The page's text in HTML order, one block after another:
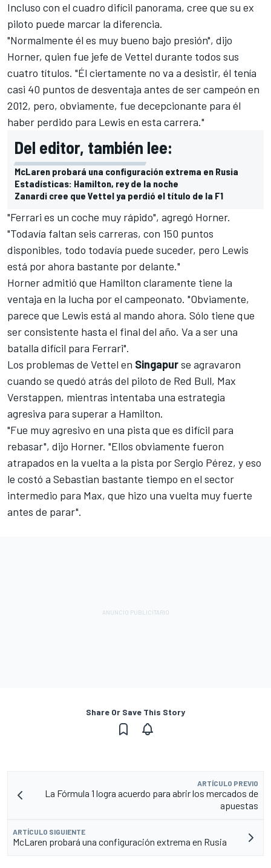
Incluso con el cuadro difícil panorama, cree que su ex
piloto puede marcar la diferencia.
"Normalmente él es muy bueno bajo presión", dijo
Horner, quien fue jefe de Vettel durante todos sus
cuatro títulos. "Él ciertamente no va a desistir, él tenía
casi 40 puntos de desventaja antes de ser campeón en
2012, pero, obviamente, fue decepcionante para él
haber perdido para Lewis en esta carrera."
Del editor, también lee:
McLaren probará una configuración extrema en Rusia
Estadísticas: Hamilton, rey de la noche
Zanardi cree que Vettel ya perdió el título de la F1
"Ferrari es un coche muy rápido", agregó Horner.
"Todavía faltan seis carreras, con 150 puntos
disponibles, todo todavía puede suceder, pero Lewis
está por ahora bastante por delante."
Horner admitió que Hamilton claramente tiene la
ventaja en la lucha por el campeonato. "Obviamente,
parece que Lewis está al mando ahora. Sólo tiene que
ser consistente hasta el final del año. Va a ser una
batalla difícil para Ferrari".
Los problemas de Vettel en Singapurse agravaron
cuando se quedó atrás del piloto de Red Bull, Max
Verstappen, mientras intentaba una estrategia
agresiva para superar a Hamilton.
"Fue muy agresivo en una pista que es difícil para
rebasar", dijo Horner. "Ellos obviamente fueron
atrapados en la vuelta a la pista porSergio Pérez, y eso
le costó a Sebastian bastante tiempo en el sector
intermedio para Max, que hizo una vuelta muy fuerte
antes de parar".
Share Or Save This Story
ARTÍCULO PREVIO
La Fórmula 1 logra acuerdo para abrir los mercados de
apuestas
ARTÍCULO SIGUIENTE
McLaren probará una configuración extrema en Rusia